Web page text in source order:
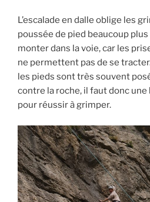
L’escalade en dalle oblige les
poussée de pied beaucoup
monter dans la voie, car les
ne permettent pas de se
les pieds sont très souvent
contre la roche, il faut donc
pour réussir à grimper.